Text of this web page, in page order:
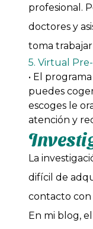
profesional.
doctores y
toma
5. Virtual
• El
puedes
escoges le
atención y
La
difícil de
contacto con
En mi blog, el